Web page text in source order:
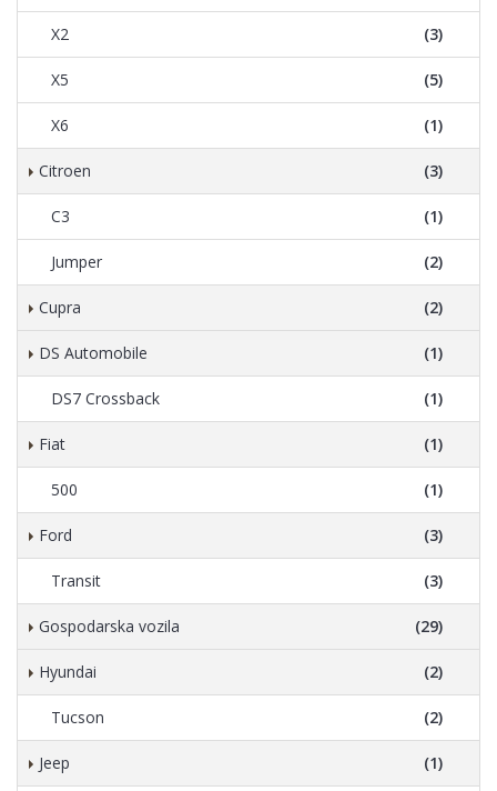
X2 (3)
X5 (5)
X6 (1)
Citroen (3)
C3 (1)
Jumper (2)
Cupra (2)
DS Automobile (1)
DS7 Crossback (1)
Fiat (1)
500 (1)
Ford (3)
Transit (3)
Gospodarska vozila (29)
Hyundai (2)
Tucson (2)
Jeep (1)